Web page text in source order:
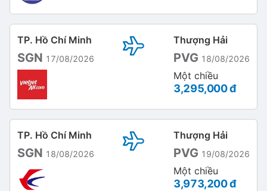
TP. Hồ Chí Minh
SGN 17/08/2026
Thượng Hải
PVG 18/08/2026
Một chiều
3,295,000 đ
TP. Hồ Chí Minh
SGN 18/08/2026
Thượng Hải
PVG 19/08/2026
Một chiều
3,973,200 đ